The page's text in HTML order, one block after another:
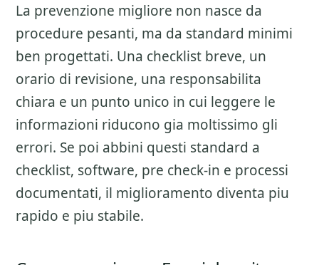
La prevenzione migliore non nasce da
procedure pesanti, ma da standard minimi
ben progettati. Una checklist breve, un
orario di revisione, una responsabilita
chiara e un punto unico in cui leggere le
informazioni riducono gia moltissimo gli
errori. Se poi abbini questi standard a
checklist, software, pre check-in e processi
documentati, il miglioramento diventa piu
rapido e piu stabile.